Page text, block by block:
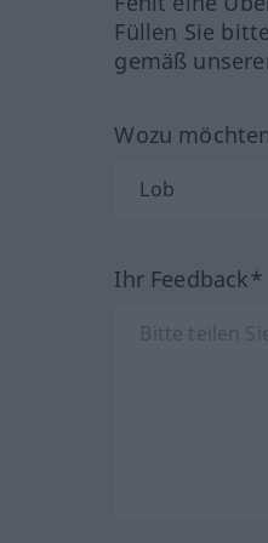
Füllen Sie
gemäß
Wozu
Ihr Feedback*